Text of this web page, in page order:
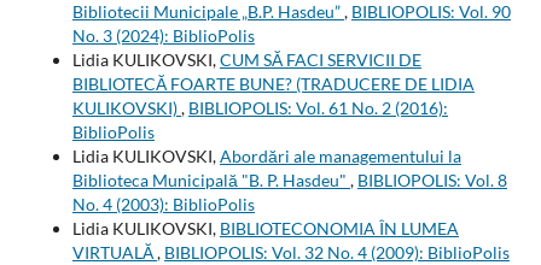
Bibliotecii Municipale „B.P. Hasdeu”, BIBLIOPOLIS: Vol. 90
No. 3 (2024): BiblioPolis
Lidia KULIKOVSKI,CUM SĂ FACI SERVICII DE
BIBLIOTECĂ FOARTE BUNE? (TRADUCERE DE LIDIA
KULIKOVSKI), BIBLIOPOLIS: Vol. 61 No. 2 (2016):
BiblioPolis
Lidia KULIKOVSKI,Abordări ale managementului la
Biblioteca Municipală "B. P. Hasdeu" , BIBLIOPOLIS: Vol. 8
No. 4 (2003): BiblioPolis
Lidia KULIKOVSKI, BIBLIOTECONOMIA ÎN LUMEA
VIRTUALĂ, BIBLIOPOLIS: Vol. 32 No. 4 (2009): BiblioPolis